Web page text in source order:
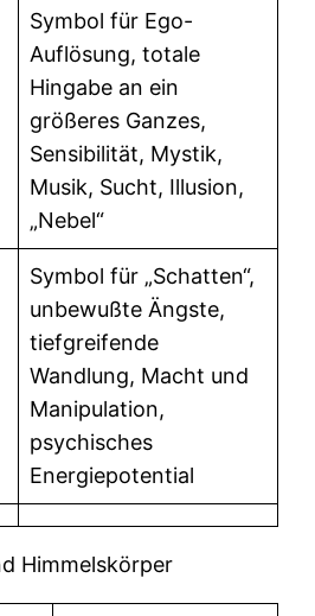
Symbol für Ego-
Auflösung, totale
Hingabe an ein
größeres Ganzes,
Sensibilität, Mystik,
Musik, Sucht, Illusion,
„Nebel“
Symbol für „Schatten“,
unbewußte Ängste,
tiefgreifende
Wandlung, Macht und
Manipulation,
psychisches
Energiepotential
Himmelskörper